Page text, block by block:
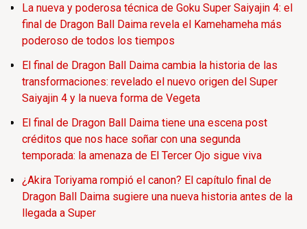
La nueva y poderosa técnica de Goku Super Saiyajin 4: el
final de Dragon Ball Daima revela el Kamehameha más
poderoso de todos los tiempos
El final de Dragon Ball Daima cambia la historia de las
transformaciones: revelado el nuevo origen del Super
Saiyajin 4 y la nueva forma de Vegeta
El final de Dragon Ball Daima tiene una escena post
créditos que nos hace soñar con una segunda
temporada: la amenaza de El Tercer Ojo sigue viva
¿Akira Toriyama rompió el canon? El capítulo final de
Dragon Ball Daima sugiere una nueva historia antes de la
llegada a Super